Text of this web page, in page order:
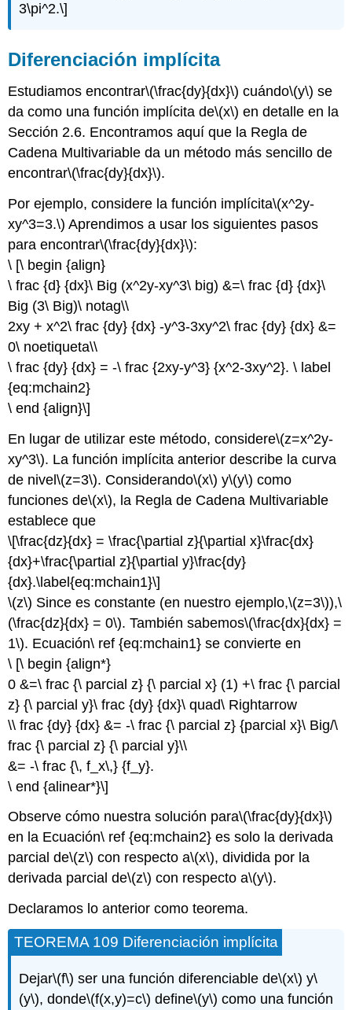
3\pi^2.\]
Diferenciación implícita
Estudiamos encontrar\(\frac{dy}{dx}\) cuándo\(y\) se
da como una función implícita de\(x\) en detalle en la
Sección 2.6. Encontramos aquí que la Regla de
Cadena Multivariable da un método más sencillo de
encontrar\(\frac{dy}{dx}\).
Por ejemplo, considere la función implícita\(x^2y-
xy^3=3.\) Aprendimos a usar los siguientes pasos
para encontrar\(\frac{dy}{dx}\):
\ [\ begin {align}
\ frac {d} {dx}\ Big (x^2y-xy^3\ big) &=\ frac {d} {dx}\
Big (3\ Big)\ notag\\
2xy + x^2\ frac {dy} {dx} -y^3-3xy^2\ frac {dy} {dx} &=
0\ noetiqueta\\
\ frac {dy} {dx} = -\ frac {2xy-y^3} {x^2-3xy^2}. \ label
{eq:mchain2}
\ end {align}\]
En lugar de utilizar este método, considere\(z=x^2y-
xy^3\). La función implícita anterior describe la curva
de nivel\(z=3\). Considerando\(x\) y\(y\) como
funciones de\(x\), la Regla de Cadena Multivariable
establece que
\[\frac{dz}{dx} = \frac{\partial z}{\partial x}\frac{dx}
{dx}+\frac{\partial z}{\partial y}\frac{dy}
{dx}.\label{eq:mchain1}\]
\(z\) Since es constante (en nuestro ejemplo,\(z=3\)),\
(\frac{dz}{dx} = 0\). También sabemos\(\frac{dx}{dx} =
1\). Ecuación\ ref {eq:mchain1} se convierte en
\ [\ begin {align*}
0 &=\ frac {\ parcial z} {\ parcial x} (1) +\ frac {\ parcial
z} {\ parcial y}\ frac {dy} {dx}\ quad\ Rightarrow
\\ frac {dy} {dx} &= -\ frac {\ parcial z} {parcial x}\ Big/\
frac {\ parcial z} {\ parcial y}\\
&= -\ frac {\, f_x\,} {f_y}.
\ end {alinear*}\]
Observe cómo nuestra solución para\(\frac{dy}{dx}\)
en la Ecuación\ ref {eq:mchain2} es solo la derivada
parcial de\(z\) con respecto a\(x\), dividida por la
derivada parcial de\(z\) con respecto a\(y\).
Declaramos lo anterior como teorema.
TEOREMA 109 Diferenciación implícita
Dejar\(f\) ser una función diferenciable de\(x\) y\
(y\), donde\(f(x,y)=c\) define\(y\) como una función